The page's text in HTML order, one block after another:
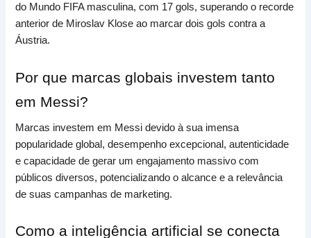
do Mundo FIFA masculina, com 17 gols, superando o recorde
anterior de Miroslav Klose ao marcar dois gols contra a
Áustria.
Por que marcas globais investem tanto
em Messi?
Marcas investem em Messi devido à sua imensa
popularidade global, desempenho excepcional, autenticidade
e capacidade de gerar um engajamento massivo com
públicos diversos, potencializando o alcance e a relevância
de suas campanhas de marketing.
Como a inteligência artificial se conecta